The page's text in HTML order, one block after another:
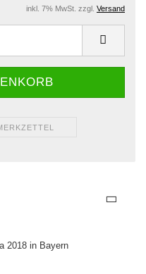
inkl. 7% MwSt. zzgl. Versand
2018 in Bayern